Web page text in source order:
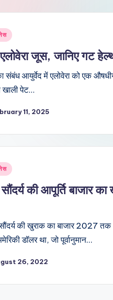
जूस, जानिए गट
आयुर्वेद में एलोवेरा को एक
खाली पेट…
11, 2025
की आपूर्ति बाजार
सौंदर्य की खुराक का बाजार 2027
डॉलर था, जो पूर्वानुमान…
26, 2022